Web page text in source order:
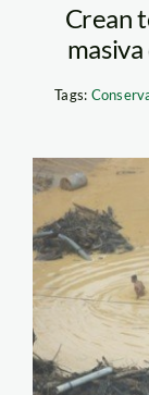
Crean
Tags: